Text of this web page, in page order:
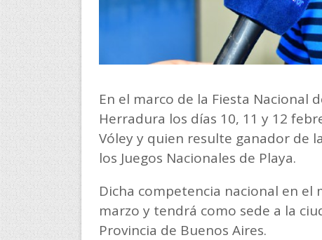
En el marco de la Fiesta Nacional
Herradura los días 10, 11 y 12
Vóley y quien resulte ganador de
los Juegos Nacionales de Playa.
Dicha competencia nacional en el
marzo y tendrá como sede a la
Provincia de Buenos Aires.